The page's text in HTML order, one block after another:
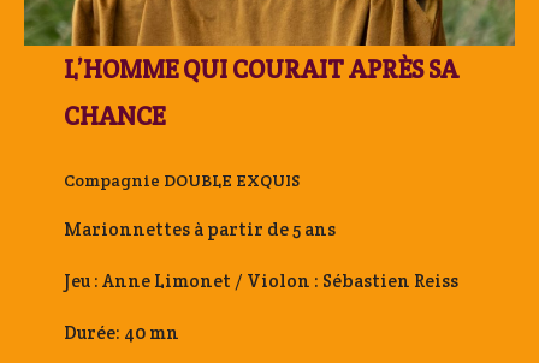
L’HOMME QUI COURAIT APRÈS SA
CHANCE
Compagnie DOUBLE EXQUIS
Marionnettes à partir de 5 ans
Jeu : Anne Limonet / Violon : Sébastien Reiss
Durée: 40 mn